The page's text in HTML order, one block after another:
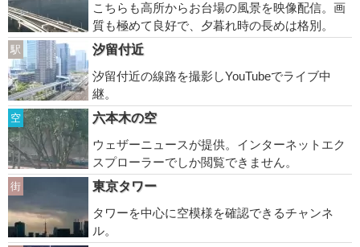
こちらも高所からお台場の風景を映像配信。画
質も極めて良好で、夕暮れ時の長めは格別。
駅
汐留付近
汐留付近の線路を撮影しYouTubeでライブ中
継。
空
六本木の空
ウェザーニュースが提供。インターネットエク
スプローラーでしか閲覧できません。
街
東京タワー
タワーを中心に空模様を確認できるチャンネ
ル。